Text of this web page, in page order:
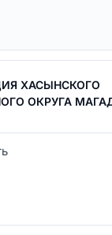
ХАСЫНСКОГО
ОКРУГА